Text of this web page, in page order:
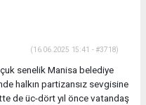
(16.06.2025 15:41 - #3718)
senelik Manisa belediye
halkın partizansız sevgisine
de üc-dört yıl önce vatandaş